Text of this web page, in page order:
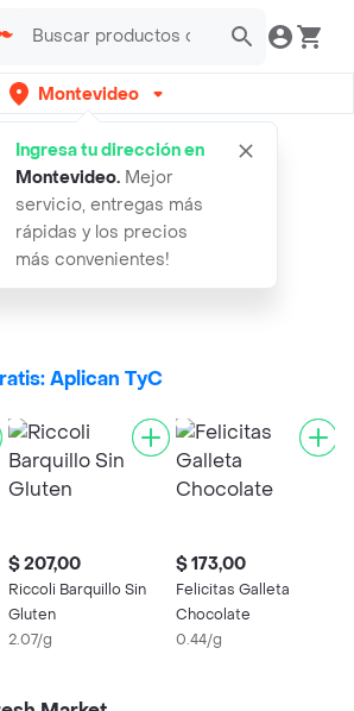
Montevideo
Ingresa tu dirección en
Montevideo. Mejor
servicio, entregas más
rápidas y los precios
más convenientes!
Vainilla
Aplican TyC
$ 207,00
Riccoli Barquillo Sin
Gluten
2.07/g
$ 173,00
Felicitas Galleta
Chocolate
0.44/g